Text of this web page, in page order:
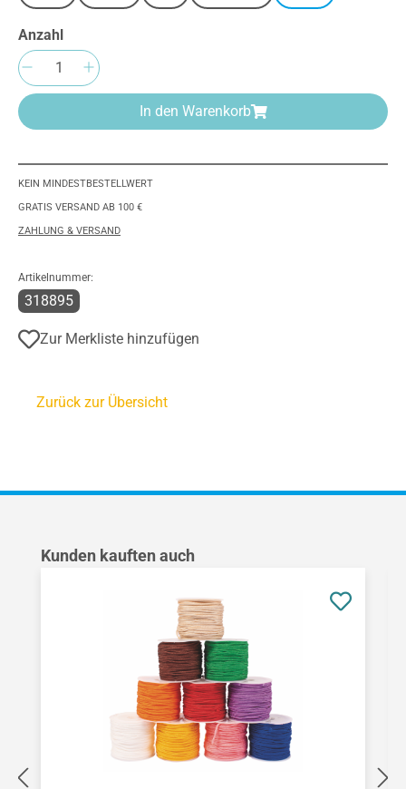
Anzahl
Produkt Anzahl: Gib den gewünschten
In den Warenkorb
KEIN MINDESTBESTELLWERT
GRATIS VERSAND AB 100 €
ZAHLUNG & VERSAND
Artikelnummer:
318895
Zur Merkliste hinzufügen
Zurück zur Übersicht
Produktgalerie überspringen
Kunden kauften auch